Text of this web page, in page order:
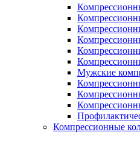
Мужские
Компрессионные